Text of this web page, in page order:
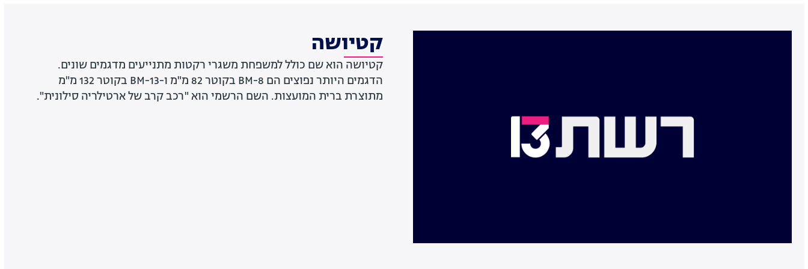
קטיושה
קטיושה הוא שם כולל למשפחת משגרי רקטות מתנייעים מדגמים שונים.
הדגמים היותר נפוצים הם BM-8 בקוטר 82 מ"מ ו-BM-13 בקוטר 132 מ"מ
מתוצרת ברית המועצות. השם הרשמי הוא "רכב קרב של ארטילריה סילונית".